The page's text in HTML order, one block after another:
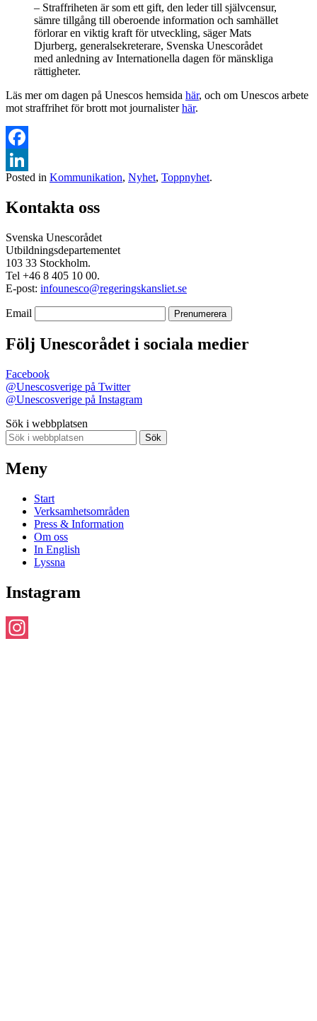
– Straffriheten är som ett gift, den leder till självcensur,
sämre tillgång till oberoende information och samhället
förlorar en viktig kraft för utveckling, säger Mats
Djurberg, generalsekreterare, Svenska Unescorådet
med anledning av Internationella dagen för mänskliga
rättigheter.
Läs mer om dagen på Unescos hemsida här, och om Unescos arbete
mot straffrihet för brott mot journalisterhär.
Facebook
LinkedIn
Posted in Kommunikation, Nyhet, Toppnyhet.
Kontakta oss
Svenska Unescorådet
Utbildningsdepartementet
103 33 Stockholm.
Tel +46 8 405 10 00.
E-post: infounesco@regeringskansliet.se
Email
Följ Unescorådet i sociala medier
Facebook
@Unescosverige på Twitter
@Unescosverige på Instagram
Sök i webbplatsen
Sök
Meny
Start
Verksamhetsområden
Press & Information
Om oss
In English
Lyssna
Instagram